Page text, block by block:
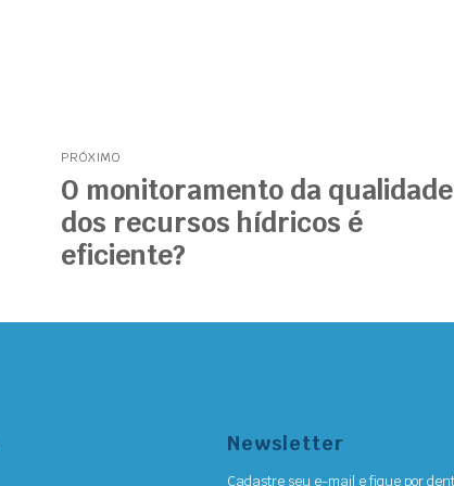
PRÓXIMO
O monitoramento da qualidade
dos recursos hídricos é
eficiente?
Newsletter
Cadastre seu e-mail e fique por